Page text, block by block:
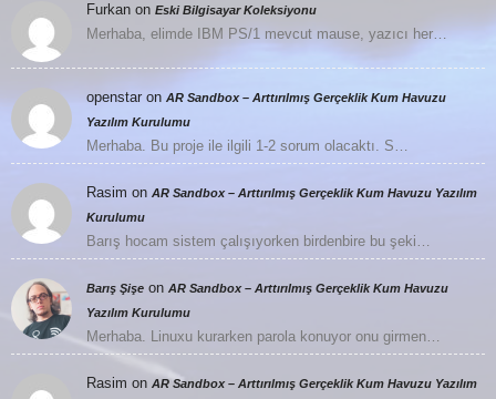
Furkan on Eski Bilgisayar Koleksiyonu
Merhaba, elimde IBM PS/1 mevcut mause, yazıcı her…
openstar on AR Sandbox – Arttırılmış Gerçeklik Kum Havuzu
Yazılım Kurulumu
Merhaba. Bu proje ile ilgili 1-2 sorum olacaktı. S…
Rasim on AR Sandbox – Arttırılmış Gerçeklik Kum Havuzu Yazılım
Kurulumu
Barış hocam sistem çalışıyorken birdenbire bu şeki…
Barış Şişe on AR Sandbox – Arttırılmış Gerçeklik Kum Havuzu
Yazılım Kurulumu
Merhaba. Linuxu kurarken parola konuyor onu girmen…
Rasim on AR Sandbox – Arttırılmış Gerçeklik Kum Havuzu Yazılım